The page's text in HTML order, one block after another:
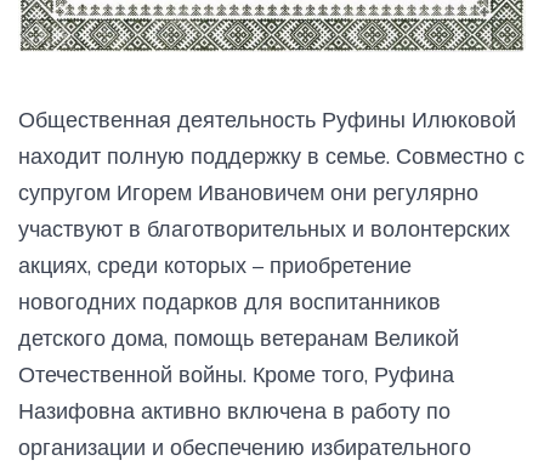
Общественная деятельность Руфины Илюковой
находит полную поддержку в семье. Совместно с
супругом Игорем Ивановичем они регулярно
участвуют в благотворительных и волонтерских
акциях, среди которых – приобретение
новогодних подарков для воспитанников
детского дома, помощь ветеранам Великой
Отечественной войны. Кроме того, Руфина
Назифовна активно включена в работу по
организации и обеспечению избирательного